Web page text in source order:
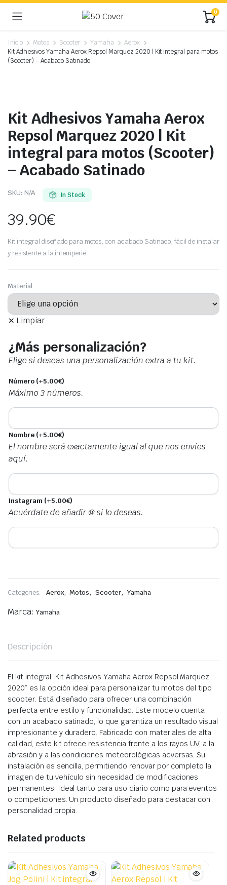
0
Inicio Motos Scooter Yamaha
Aerox
Kit Adhesivos Yamaha Aerox Repsol Marquez 2020 | Kit integral para motos
(Scooter) – Acabado Satinado
Kit Adhesivos Yamaha Aerox
Repsol Marquez 2020 | Kit
integral para motos (Scooter)
– Acabado Satinado
SKU: N/A In Stock
39.90€
Kit integral diseñado para motos, con acabado Satinado, fácil de instalar
y resistente a la intemperie.
Material
Limpiar
¿Más personalización?
Elige si deseas una personalización extra a tu kit.
Número (+5.00€)
Máximo 3 números.
Nombre (+5.00€)
El nombre será exactamente igual al que nos envíes
aquí.
Instagram (+5.00€)
Acuérdate de añadir @ si lo deseas.
Categories: Aerox, Motos, Scooter, Yamaha
Marca: Yamaha
Descripción
El kit integral “Kit Adhesivos Yamaha Aerox Repsol Marquez
2020” es la opción ideal para personalizar tu motos del tipo
scooter. Está diseñado para ofrecer una combinación
perfecta entre estilo y funcionalidad. Este modelo cuenta
con un acabado satinado, lo que garantiza un resultado visual
impresionante y duradero. Fabricado con materiales de alta
calidad, este kit ofrece resistencia frente a los rayos UV, a la
abrasión y a las condiciones meteorológicas adversas. Su
instalación es sencilla, permitiendo renovar por completo la
imagen de tu vehículo sin necesidad de modificaciones
permanentes. Ideal tanto para uso diario como para eventos
o competiciones. Un producto diseñado para destacar con
personalidad propia.
Related products